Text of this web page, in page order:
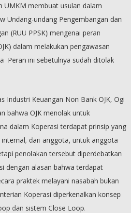
UMKM membuat usulan dalam
Undang-undang Pengembangan dan
(RUU PPSK) mengenai peran
dalam melakukan pengawasan
Peran ini sebetulnya sudah ditolak
Industri Keuangan Non Bank OJK, Ogi
bahwa OJK menolak untuk
dalam Koperasi terdapat prinsip yang
dari anggota, untuk anggota
penolakan tersebut diperdebatkan
dengan alasan bahwa terdapat
praktek melayani nasabah bukan
Koperasi diperkenalkan konsep
dan sistem Close Loop.